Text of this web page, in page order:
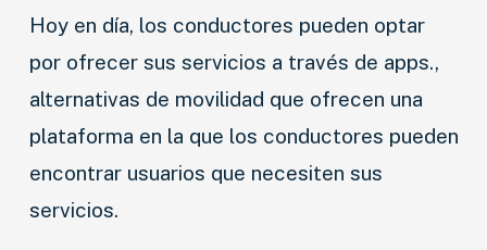
Hoy en día, los conductores pueden optar
por ofrecer sus servicios a través de apps.,
alternativas de movilidad que ofrecen una
plataforma en la que los conductores pueden
encontrar usuarios que necesiten sus
servicios.